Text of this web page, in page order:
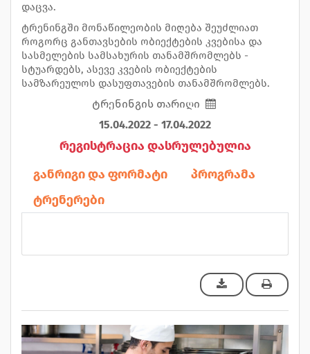
დაცვა.
ტრენინგში მონაწილეობის მიღება შეუძლიათ
როგორც განთავსების ობიექტების კვებისა და
სასმელების სამსახურის თანამშრომლებს -
სტუარდებს, ასევე კვების ობიექტების
სამზარეულოს დასუფთავების თანამშრომლებს.
ტრენინგის თარიღი
15.04.2022 - 17.04.2022
რეგისტრაცია დასრულებულია
განრიგი და ფორმატი
პროგრამა
ტრენერები